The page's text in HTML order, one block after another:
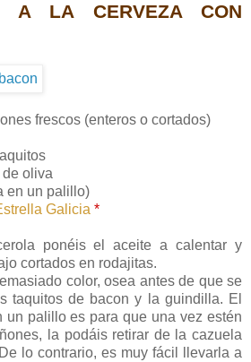
A LA CERVEZA CON
frescos (enteros o cortados)
oliva
en un palillo)
Galicia *
ponéis el aceite a calentar y
cortados en rodajitas.
color, osea antes de que se
taquitos de bacon y la guindilla. El
un palillo es para que una vez estén
la podáis retirar de la cazuela
lo contrario, es muy fácil llevarla a